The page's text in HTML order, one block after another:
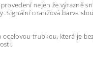
nejen že výrazně
Signální oranžová barva
ocelovou trubkou, která je